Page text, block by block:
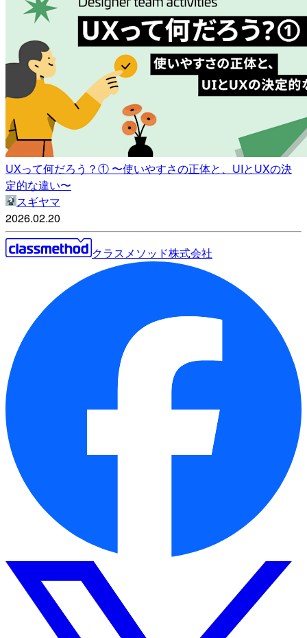
UXって何だろう？① 〜使いやすさの正体と、UIとUXの決
定的な違い〜
スギヤマ
2026.02.20
クラスメソッド株式会社